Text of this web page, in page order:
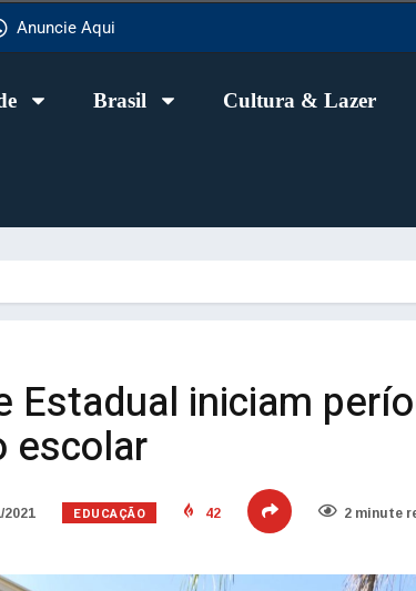
Anuncie Aqui
Brasil Cultura & Lazer
Estadual iniciam
escolar
2021 EDUCAÇÃO 42 2 minute